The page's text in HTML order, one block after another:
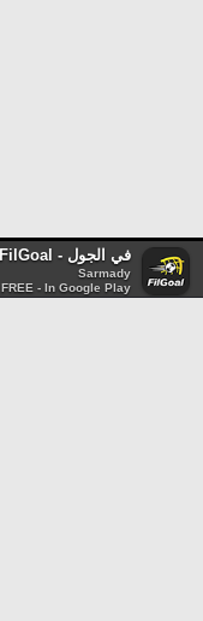
في الجول - FilGoal
Sarmady
FREE - In Google Play